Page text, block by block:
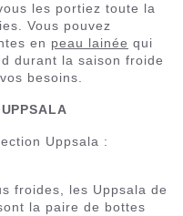
les portiez toute la
Vous pouvez
en peau lainée qui
durant la saison froide
besoins.
Uppsala :
froides, les Uppsala de
la paire de bottes